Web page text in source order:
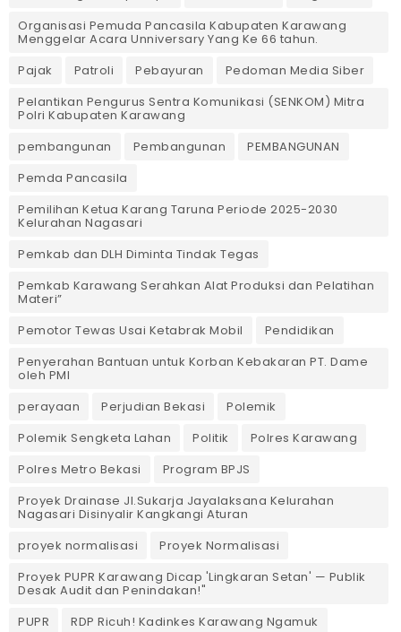
Organisasi Pemuda Pancasila Kabupaten Karawang
Menggelar Acara Unniversary Yang Ke 66 tahun.
Pajak
Patroli Pebayuran
Pedoman Media Siber
Pelantikan Pengurus Sentra Komunikasi (SENKOM) Mitra
Polri Kabupaten Karawang
pembangunan
Pembangunan
PEMBANGUNAN
Pemda Pancasila
Pemilihan Ketua Karang Taruna Periode 2025-2030
Kelurahan Nagasari
Pemkab dan DLH Diminta Tindak Tegas
Pemkab Karawang Serahkan Alat Produksi dan Pelatihan
Materi”
Pemotor Tewas Usai Ketabrak Mobil‎
Pendidikan
Penyerahan Bantuan untuk Korban Kebakaran PT. Dame
oleh PMI
perayaan
Perjudian Bekasi
Polemik
Polemik Sengketa Lahan
Politik
Polres Karawang
Polres Metro Bekasi
Program BPJS
Proyek Drainase Jl.Sukarja Jayalaksana Kelurahan
Nagasari Disinyalir Kangkangi Aturan
proyek normalisasi
Proyek Normalisasi
Proyek PUPR Karawang Dicap 'Lingkaran Setan' — Publik
Desak Audit dan Penindakan!"
PUPR
RDP Ricuh! Kadinkes Karawang Ngamuk